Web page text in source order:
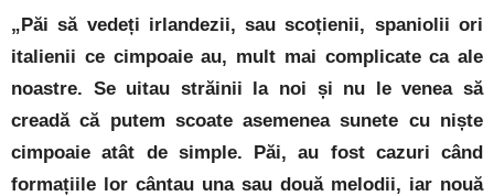
„Păi să vedeți irlandezii, sau scoțienii, spaniolii ori
italienii ce cimpoaie au, mult mai complicate ca ale
noastre. Se uitau străinii la noi și nu le venea să
creadă că putem scoate asemenea sunete cu niște
cimpoaie atât de simple. Păi, au fost cazuri când
formațiile lor cântau una sau două melodii, iar nouă